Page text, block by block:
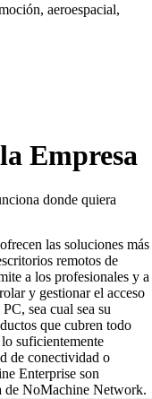
aeroespacial,
Empresa
donde quiera
las soluciones más
remotos de
a los profesionales y a
y gestionar el acceso
sea cual sea su
que cubren todo
suficientemente
de conectividad o
Enterprise son
de NoMachine Network.